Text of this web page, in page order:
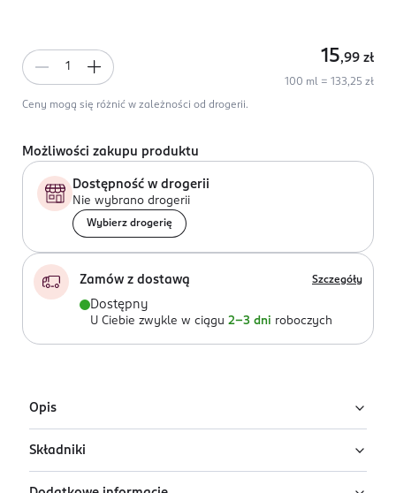
15,99 zł
100 ml = 133,25 zł
Ceny mogą się różnić w zależności od drogerii.
Możliwości zakupu produktu
Dostępność w drogerii
Nie wybrano drogerii
Wybierz drogerię
Zamów z dostawą Szczegóły
Dostępny
U Ciebie zwykle w ciągu 2-3 dni roboczych
Opis
Trwały lakier do paznokci Ados Premium Line utrzymuje
się aż do 7 dni. Kremowa konsystencja łatwo się
Składniki